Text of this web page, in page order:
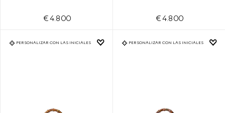
€ 4.800 € 4.800
PERSONALIZAR CON LAS INICIALES PERSONALIZAR CON LAS INICIALES